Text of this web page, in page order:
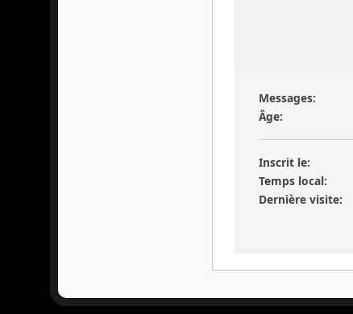
Messages:
Âge:
Inscrit le:
Temps local:
Dernière visite: